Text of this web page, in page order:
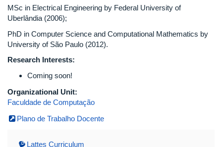
MSc in Electrical Engineering by Federal University of
Uberlândia (2006);
PhD in Computer Science and Computational Mathematics by
University of São Paulo (2012).
Research Interests:
Coming soon!
Organizational Unit:
Faculdade de Computação
Plano de Trabalho Docente
Lattes Curriculum